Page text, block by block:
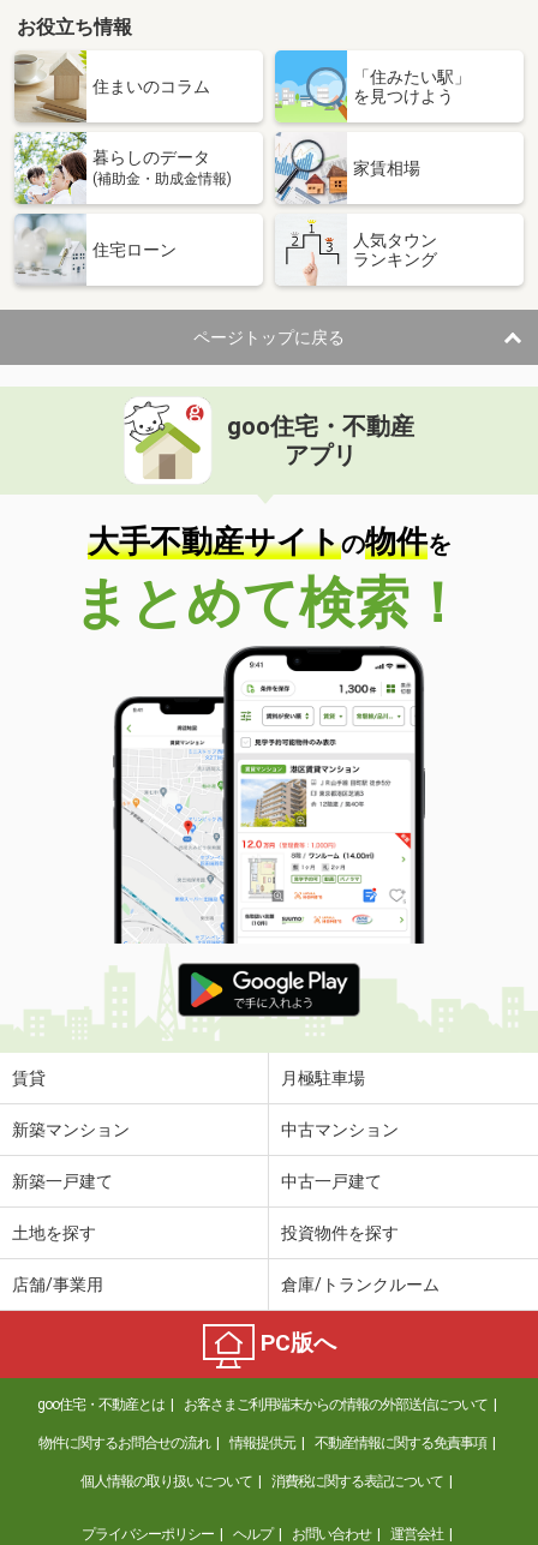
お役立ち情報
住まいのコラム
「住みたい駅」
を見つけよう
暮らしのデータ
(補助金・助成金情報)
家賃相場
住宅ローン
人気タウン
ランキング
ページトップに戻る
goo住宅・不動産
アプリ
大手不動産サイトの物件を
まとめて検索！
賃貸 月極駐車場
新築マンション 中古マンション
新築一戸建て 中古一戸建て
土地を探す 投資物件を探す
店舗/事業用 倉庫/トランクルーム
PC版へ
goo住宅・不動産とは お客さまご利用端末からの情報の外部送信について
物件に関するお問合せの流れ 情報提供元 不動産情報に関する免責事項
個人情報の取り扱いについて 消費税に関する表記について
プライバシーポリシー ヘルプ お問い合わせ 運営会社